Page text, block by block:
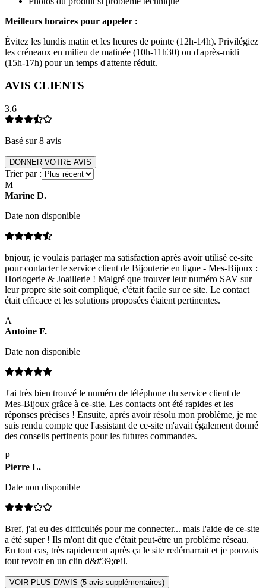
Meilleurs horaires pour appeler :
Évitez les lundis matin et les heures de pointe (12h-14h). Privilégiez
les créneaux en milieu de matinée (10h-11h30) ou d'après-midi
(15h-17h) pour un temps d'attente réduit.
AVIS CLIENTS
3.6
Basé sur8 avis
DONNER VOTRE AVIS
Trier par :
M
Marine D.
Date non disponible
bnjour, je voulais partager ma satisfaction après avoir utilisé ce-site
pour contacter le service client de Bijouterie en ligne - Mes-Bijoux :
Horlogerie & Joaillerie ! Malgré que trouver leur numéro SAV sur
leur propre site soit compliqué, c'était facile sur ce site. Le contact
était efficace et les solutions proposées étaient pertinentes.
A
Antoine F.
Date non disponible
J'ai très bien trouvé le numéro de téléphone du service client de
Mes-Bijoux grâce à ce-site. Les contacts ont été rapides et les
réponses précises ! Ensuite, après avoir résolu mon problème, je me
suis rendu compte que l'assistant de ce-site m'avait également donné
des conseils pertinents pour les futures commandes.
P
Pierre L.
Date non disponible
Bref, j'ai eu des difficultés pour me connecter... mais l'aide de ce-site
a été super ! Ils m'ont dit que c'était peut-être un problème réseau.
En tout cas, très rapidement après ça le site redémarrait et je pouvais
tout revoir en un clin d&#39;œil.
VOIR PLUS D'AVIS (5 avis supplémentaires)